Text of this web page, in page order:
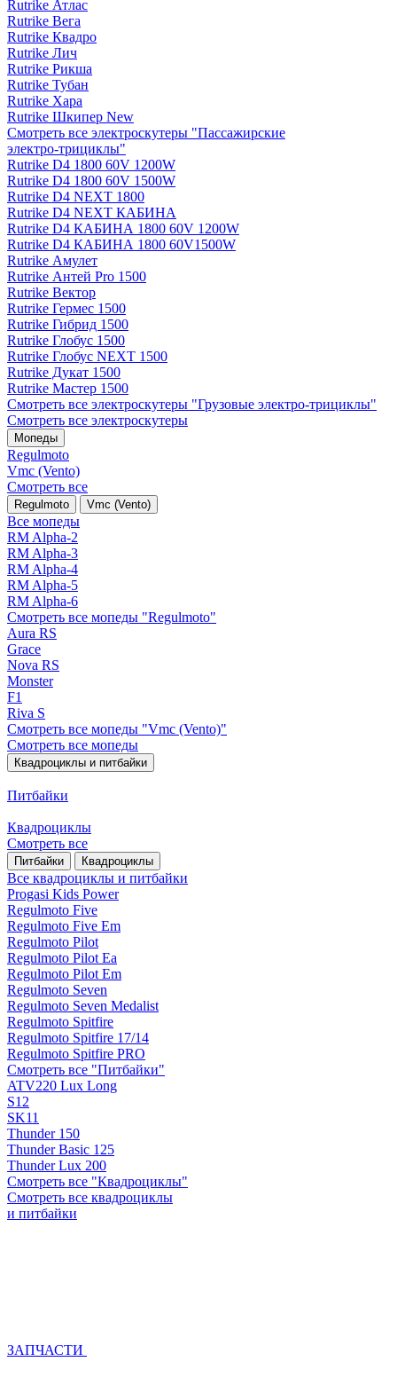
Rutrike Атлас
Rutrike Вега
Rutrike Квадро
Rutrike Лич
Rutrike Рикша
Rutrike Тубан
Rutrike Хара
Rutrike Шкипер New
Смотреть все электро­скутеры "Пассажирские
электро‑трициклы"
Rutrike D4 1800 60V 1200W
Rutrike D4 1800 60V 1500W
Rutrike D4 NEXT 1800
Rutrike D4 NEXT КАБИНА
Rutrike D4 КАБИНА 1800 60V 1200W
Rutrike D4 КАБИНА 1800 60V1500W
Rutrike Амулет
Rutrike Антей Pro 1500
Rutrike Вектор
Rutrike Гермес 1500
Rutrike Гибрид 1500
Rutrike Глобус 1500
Rutrike Глобус NEXT 1500
Rutrike Дукат 1500
Rutrike Мастер 1500
Смотреть все электро­скутеры "Грузовые электро‑трициклы"
Смотреть все электро­скутеры
Мопеды
Regulmoto
Vmc (Vento)
Смотреть все
Regulmoto Vmc (Vento)
Все мопеды
RM Alpha-2
RM Alpha-3
RM Alpha-4
RM Alpha-5
RM Alpha-6
Смотреть все мопеды "Regulmoto"
Aura RS
Grace
Nova RS
Monster
F1
Riva S
Смотреть все мопеды "Vmc (Vento)"
Смотреть все мопеды
Квадроциклы и питбайки
Питбайки
Квадроциклы
Смотреть все
Питбайки Квадроциклы
Все квадроциклы и питбайки
Progasi Kids Power
Regulmoto Five
Regulmoto Five Em
Regulmoto Pilot
Regulmoto Pilot Ea
Regulmoto Pilot Em
Regulmoto Seven
Regulmoto Seven Medalist
Regulmoto Spitfire
Regulmoto Spitfire 17/14
Regulmoto Spitfire PRO
Смотреть все "Питбайки"
ATV220 Lux Long
S12
SK11
Thunder 150
Thunder Basic 125
Thunder Lux 200
Смотреть все "Квадроциклы"
Смотреть все квадроциклы
и питбайки
ЗАПЧАСТИ